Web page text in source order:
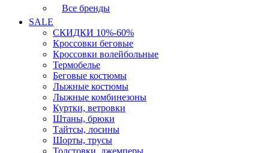
Все бренды
SALE
СКИДКИ 10%-60%
Кроссовки беговые
Кроссовки волейбольные
Термобелье
Беговые костюмы
Лыжные костюмы
Лыжные комбинезоны
Куртки, ветровки
Штаны, брюки
Тайтсы, лосины
Шорты, трусы
Толстовки, джемперы